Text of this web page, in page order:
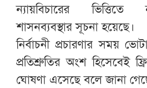
ন্যায়বিচারের
শাসনব্যবস্থার সূচনা হয়েছে।
নির্বাচনী প্রচারণার সময়
প্রতিশ্রুতির অংশ হিসেবেই
ঘোষণা এসেছে বলে জানা